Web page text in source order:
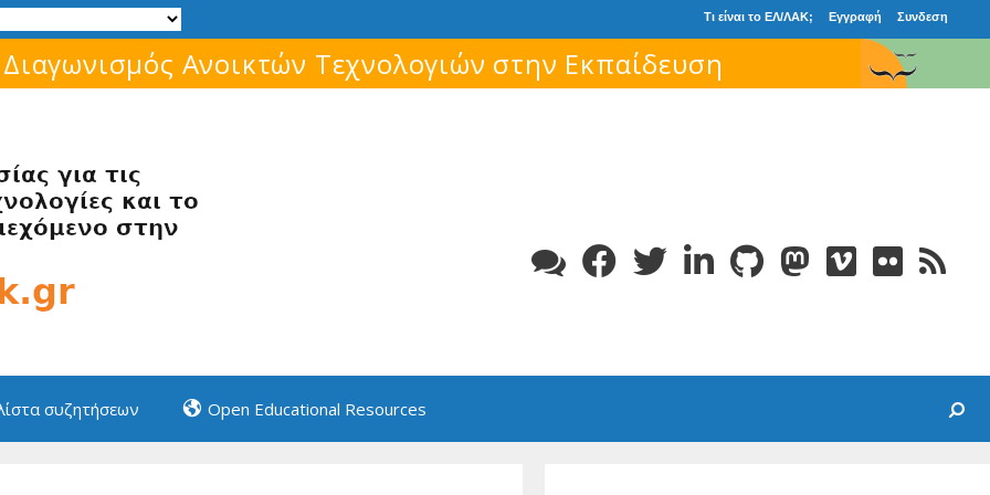
Τι είναι το ΕΛ/ΛΑΚ; Εγγραφή Συνδεση
Μάθε για το ελεύθερο λογισμικό!
συζητήσεων Open Educational Resources Search